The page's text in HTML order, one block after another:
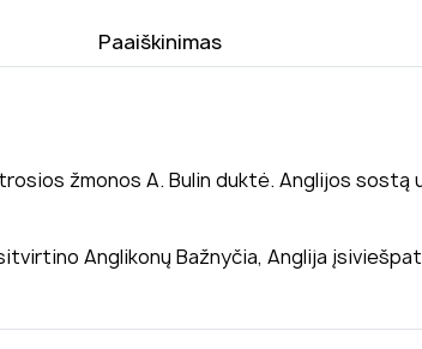
Paaiškinimas
žmonos A. Bulin duktė. Anglijos
Anglikonų Bažnyčia, Anglija